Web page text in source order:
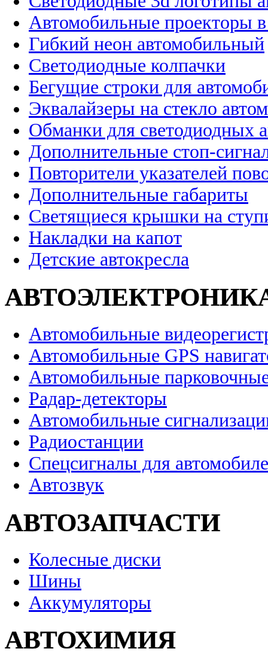
Автомобильные проекторы
Гибкий неон автомобильный
Светодиодные колпачки
Бегущие строки для
Эквалайзеры на стекло
Обманки для светодиодных
Дополнительные стоп-
Повторители указателей
Дополнительные габариты
Светящиеся крышки на
Накладки на капот
Детские автокресла
Автомобильные
Автомобильные GPS
Автомобильные
Радар-детекторы
Автомобильные
Радиостанции
Спецсигналы для
Автозвук
АВТОЗАПЧАСТИ
Колесные диски
Шины
Аккумуляторы
АВТОХИМИЯ